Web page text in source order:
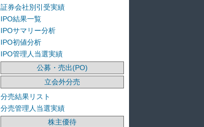
証券会社別引受実績
IPO結果一覧
IPOサマリー分析
IPO初値分析
IPO管理人当選実績
公募・売出(PO)
立会外分売
分売結果リスト
分売管理人当選実績
株主優待